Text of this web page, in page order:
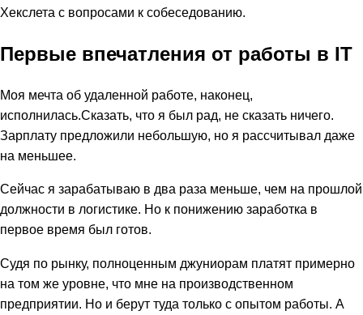
Хекслета с вопросами к собеседованию.
Первые впечатления от работы в IT
Моя мечта об удаленной работе, наконец,
исполнилась.Сказать, что я был рад, не сказать ничего.
Зарплату предложили небольшую, но я рассчитывал даже
на меньшее.
Сейчас я зарабатываю в два раза меньше, чем на прошлой
должности в логистике. Но к понижению заработка в
первое время был готов.
Судя по рынку, полноценным джуниорам платят примерно
на том же уровне, что мне на производственном
предприятии. Но и берут туда только с опытом работы. А